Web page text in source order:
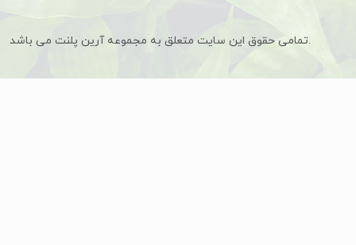
تمامی حقوق این سایت متعلق به مجموعه آرین پلنت می باشد.